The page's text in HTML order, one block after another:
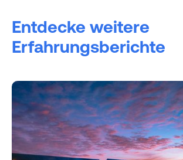
Entdecke weitere
Erfahrungsberichte